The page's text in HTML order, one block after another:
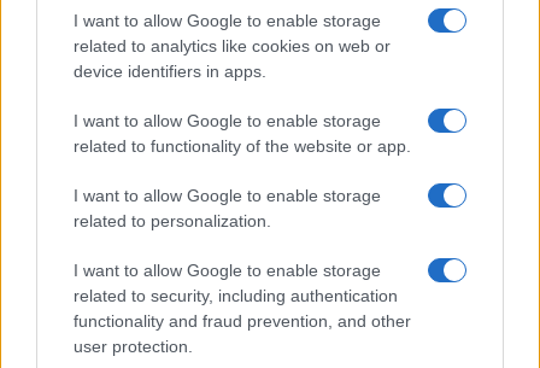
I want to allow Google to enable storage
related to analytics like cookies on web or
device identifiers in apps.
I want to allow Google to enable storage
related to functionality of the website or app.
I want to allow Google to enable storage
related to personalization.
I want to allow Google to enable storage
related to security, including authentication
functionality and fraud prevention, and other
user protection.
Abril de
$
0,4034
$
0,3752
$ 0,4236
$
0,3994
9%
0,3469
0,3261
0,3504
-14%
0,3643
0,3315
0,3788
5%
0,3278
0,2918
0,3229
-10%
Agosto de
$
0,3311
$
$ 0,3775
$